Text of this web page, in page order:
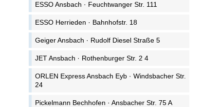
ESSO Ansbach · Feuchtwanger Str. 111
ESSO Herrieden · Bahnhofstr. 18
Geiger Ansbach · Rudolf Diesel Straße 5
JET Ansbach · Rothenburger Str. 2 4
ORLEN Express Ansbach Eyb · Windsbacher Str.
24
Pickelmann Bechhofen · Ansbacher Str. 75 A